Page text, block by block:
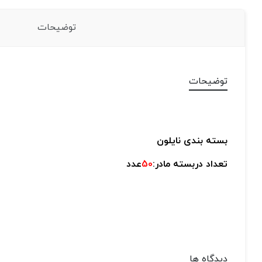
توضیحات
توضیحات
بسته بندی نایلون
تعداد دربسته مادر:50عدد
دیدگاه ها